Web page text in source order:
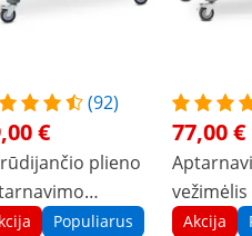
(92)
€
plieno
- 3 lentynos
Populiarus
77,00 €
iki 200
Akcija